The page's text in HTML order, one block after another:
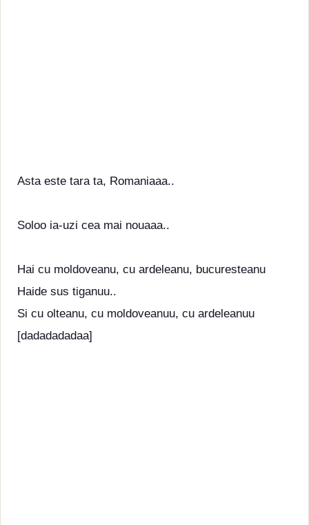
Asta este tara ta, Romaniaaa..
Soloo ia-uzi cea mai nouaaa..
Hai cu moldoveanu, cu ardeleanu, bucuresteanu
Haide sus tiganuu..
Si cu olteanu, cu moldoveanuu, cu ardeleanuu
[dadadadadaa]